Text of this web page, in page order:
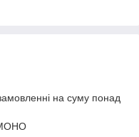
на суму понад